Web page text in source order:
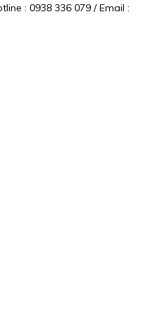
: 0938 336 079 / Email :